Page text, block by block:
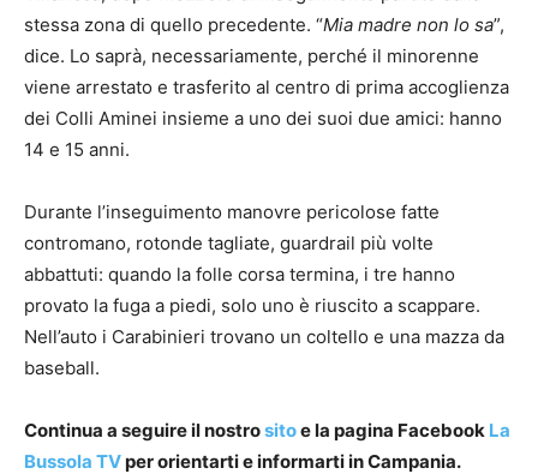
stessa zona di quello precedente. “Mia madre non lo sa”,
dice. Lo saprà, necessariamente, perché il minorenne
viene arrestato e trasferito al centro di prima accoglienza
dei Colli Aminei insieme a uno dei suoi due amici: hanno
14 e 15 anni.
Durante l’inseguimento manovre pericolose fatte
contromano, rotonde tagliate, guardrail più volte
abbattuti: quando la folle corsa termina, i tre hanno
provato la fuga a piedi, solo uno è riuscito a scappare.
Nell’auto i Carabinieri trovano un coltello e una mazza da
baseball.
Continua a seguire il nostrositoe la pagina Facebook La
Bussola TVper orientarti e informarti in Campania.